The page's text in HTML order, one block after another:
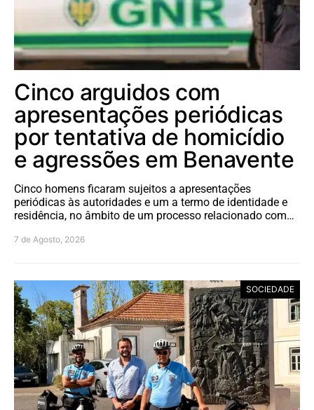
Cinco arguidos com
apresentações periódicas
por tentativa de homicídio
e agressões em Benavente
Cinco homens ficaram sujeitos a apresentações
periódicas às autoridades e um a termo de identidade e
residência, no âmbito de um processo relacionado com…
7 de Agosto, 2026
SOCIEDADE